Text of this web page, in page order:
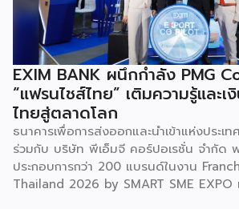
เชี่ยวชาญของ 4 สถาบันใหญ่ เพื่อขับเคลื่อ
ไปสู่การสร้างมูลค่าเชิงอุตสาหกรรม โดยมุ่ง
สมรรถนะสูงที่จะเป็นฐานกำลังในการพัฒนา
ยุทธศาสตร์ (Strategic Technologies)
แห่งอนาคต และพาประเทศก้าวทะยานสู่เวที
ไฮไลต์สำคัญของการจัดงานในครั้งนี้ […]
EXIM BANK ผนึกกำลัง PMG
“แฟรนไชส์ไทย” เติมความรู้และ
ไทยสู่ตลาดโลก
ธนาคารเพื่อการส่งออกและนำเข้าแห่งประเ
ร่วมกับ บริษัท พีเอ็มจี คอร์ปอเรชั่น จำกัด
ประกอบการกว่า 200 แบรนด์ในงาน
Thailand 2026 by SMART SME EXPO